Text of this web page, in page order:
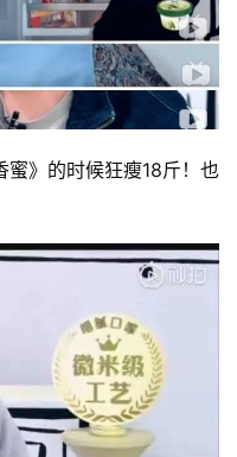
》的时候狂瘦18斤！也